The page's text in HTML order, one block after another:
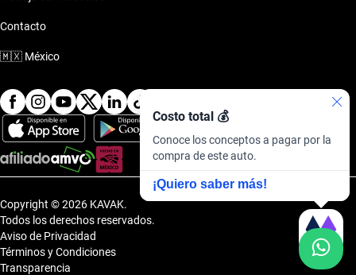
Costo total 💰
Conoce los conceptos a pagar por la
compra de este auto.
¡Quiero saber más!
Contacto
🇲🇽 México
Copyright © 2026 KAVAK.
Todos los derechos reservados.
Aviso de Privacidad
Términos y Condiciones
Transparencia